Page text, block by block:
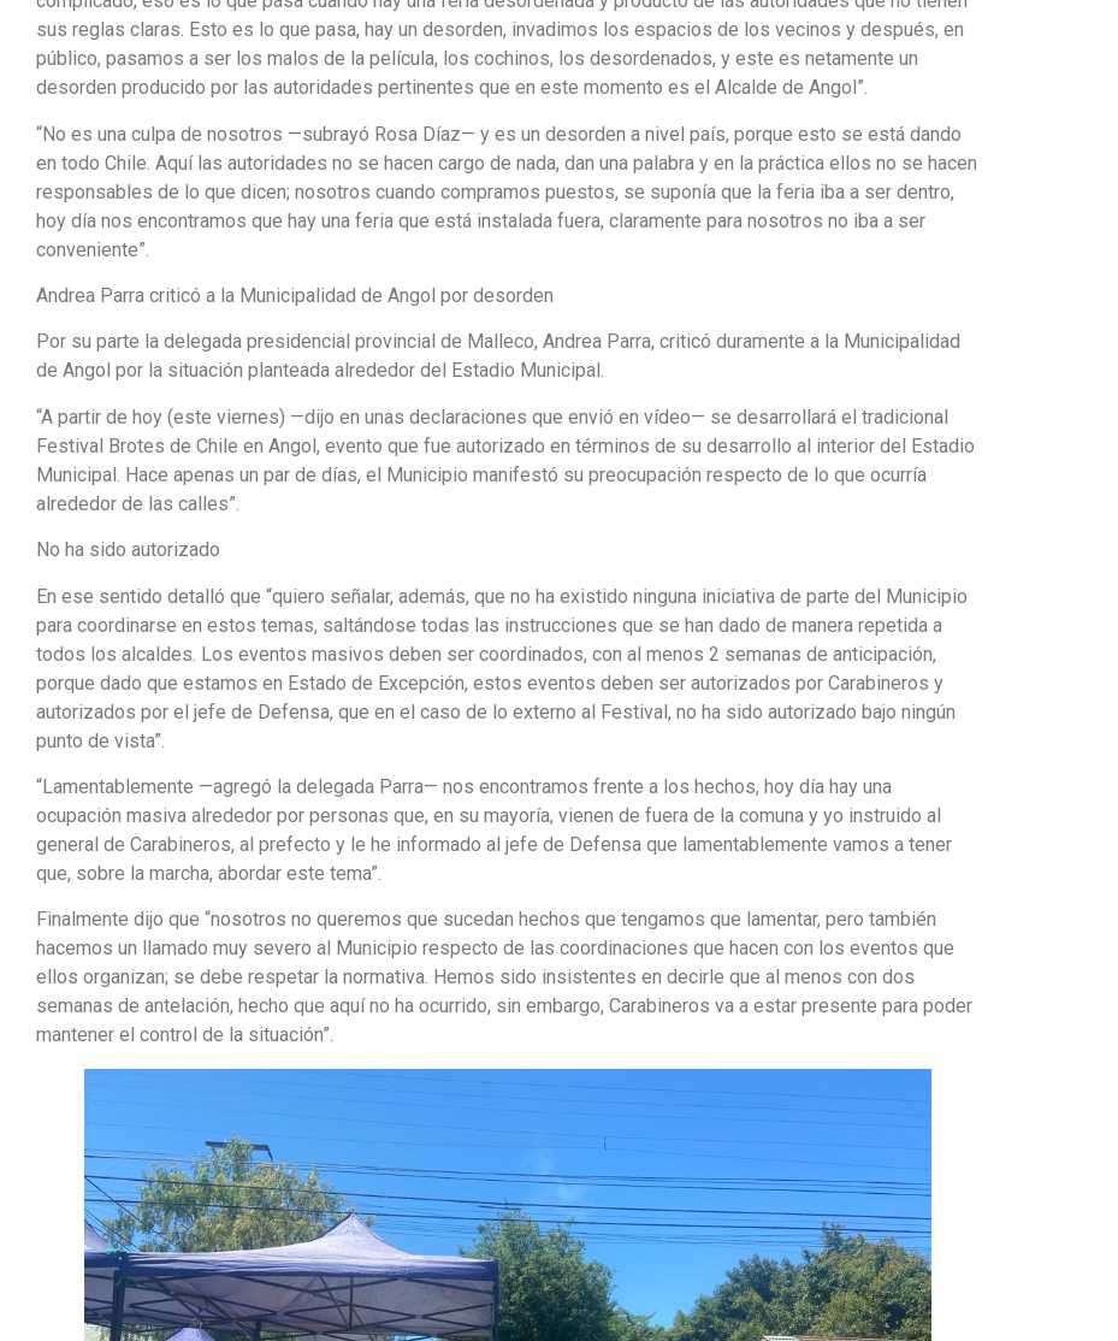
sus reglas claras. Esto es lo que pasa, hay un desorden, invadimos los espacios de los vecinos y después, en
público, pasamos a ser los malos de la película, los cochinos, los desordenados, y este es netamente un
desorden producido por las autoridades pertinentes que en este momento es el Alcalde de Angol”.
“No es una culpa de nosotros —subrayó Rosa Díaz— y es un desorden a nivel país, porque esto se está dando
en todo Chile. Aquí las autoridades no se hacen cargo de nada, dan una palabra y en la práctica ellos no se hacen
responsables de lo que dicen; nosotros cuando compramos puestos, se suponía que la feria iba a ser dentro,
hoy día nos encontramos que hay una feria que está instalada fuera, claramente para nosotros no iba a ser
conveniente”.
Andrea Parra criticó a la Municipalidad de Angol por desorden
Por su parte la delegada presidencial provincial de Malleco, Andrea Parra, criticó duramente a la Municipalidad
de Angol por la situación planteada alrededor del Estadio Municipal.
“A partir de hoy (este viernes) —dijo en unas declaraciones que envió en vídeo— se desarrollará el tradicional
Festival Brotes de Chile en Angol, evento que fue autorizado en términos de su desarrollo al interior del Estadio
Municipal. Hace apenas un par de días, el Municipio manifestó su preocupación respecto de lo que ocurría
alrededor de las calles”.
No ha sido autorizado
En ese sentido detalló que “quiero señalar, además, que no ha existido ninguna iniciativa de parte del Municipio
para coordinarse en estos temas, saltándose todas las instrucciones que se han dado de manera repetida a
todos los alcaldes. Los eventos masivos deben ser coordinados, con al menos 2 semanas de anticipación,
porque dado que estamos en Estado de Excepción, estos eventos deben ser autorizados por Carabineros y
autorizados por el jefe de Defensa, que en el caso de lo externo al Festival, no ha sido autorizado bajo ningún
punto de vista”.
“Lamentablemente —agregó la delegada Parra— nos encontramos frente a los hechos, hoy día hay una
ocupación masiva alrededor por personas que, en su mayoría, vienen de fuera de la comuna y yo instruido al
general de Carabineros, al prefecto y le he informado al jefe de Defensa que lamentablemente vamos a tener
que, sobre la marcha, abordar este tema”.
Finalmente dijo que “nosotros no queremos que sucedan hechos que tengamos que lamentar, pero también
hacemos un llamado muy severo al Municipio respecto de las coordinaciones que hacen con los eventos que
ellos organizan; se debe respetar la normativa. Hemos sido insistentes en decirle que al menos con dos
semanas de antelación, hecho que aquí no ha ocurrido, sin embargo, Carabineros va a estar presente para poder
mantener el control de la situación”.